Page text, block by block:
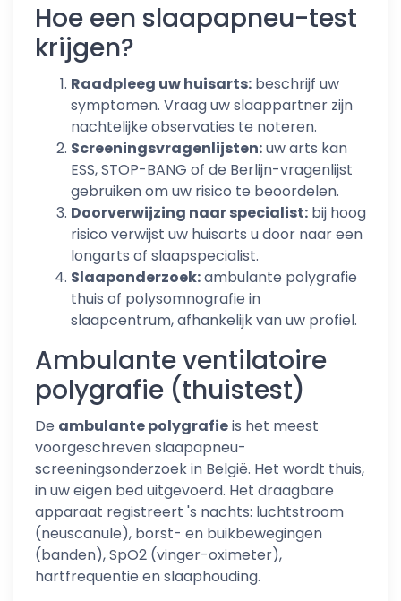
Hoe een slaapapneu-test
krijgen?
Raadpleeg uw huisarts: beschrijf uw
symptomen. Vraag uw slaappartner zijn
nachtelijke observaties te noteren.
Screeningsvragenlijsten:uw arts kan
ESS, STOP-BANG of de Berlijn-vragenlijst
gebruiken om uw risico te beoordelen.
Doorverwijzing naar specialist: bij hoog
risico verwijst uw huisarts u door naar een
longarts of slaapspecialist.
Slaaponderzoek:ambulante polygrafie
thuis of polysomnografie in
slaapcentrum, afhankelijk van uw profiel.
Ambulante ventilatoire
polygrafie (thuistest)
De ambulante polygrafieis het meest
voorgeschreven slaapapneu-
screeningsonderzoek in België. Het wordt thuis,
in uw eigen bed uitgevoerd. Het draagbare
apparaat registreert 's nachts: luchtstroom
(neuscanule), borst- en buikbewegingen
(banden), SpO2 (vinger-oximeter),
hartfrequentie en slaaphouding.